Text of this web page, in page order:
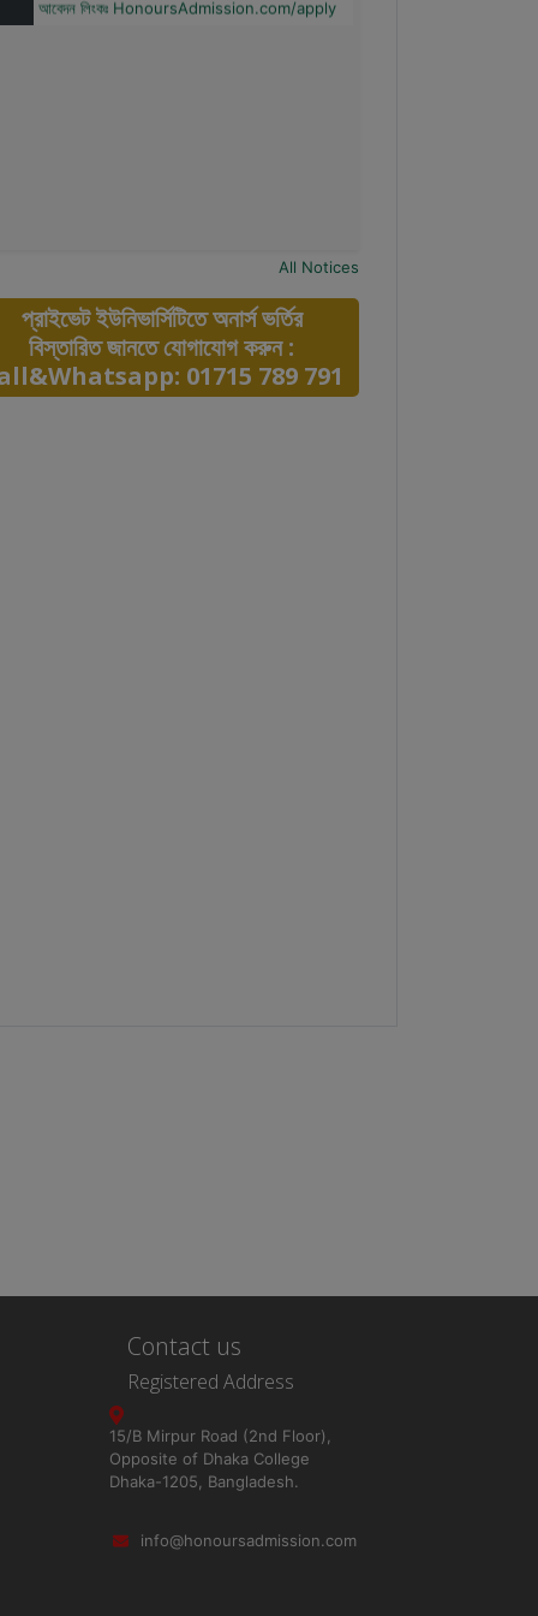
All Notices
প্রাইভেট ইউনিভার্সিটিতে অনার্স ভর্তির
বিস্তারিত জানতে যোগাযোগ করুন :
01715 789 791
Contact us
Registered Address
15/B Mirpur Road (2nd Floor),
Opposite of Dhaka College
Dhaka-1205, Bangladesh.
info@honoursadmission.com